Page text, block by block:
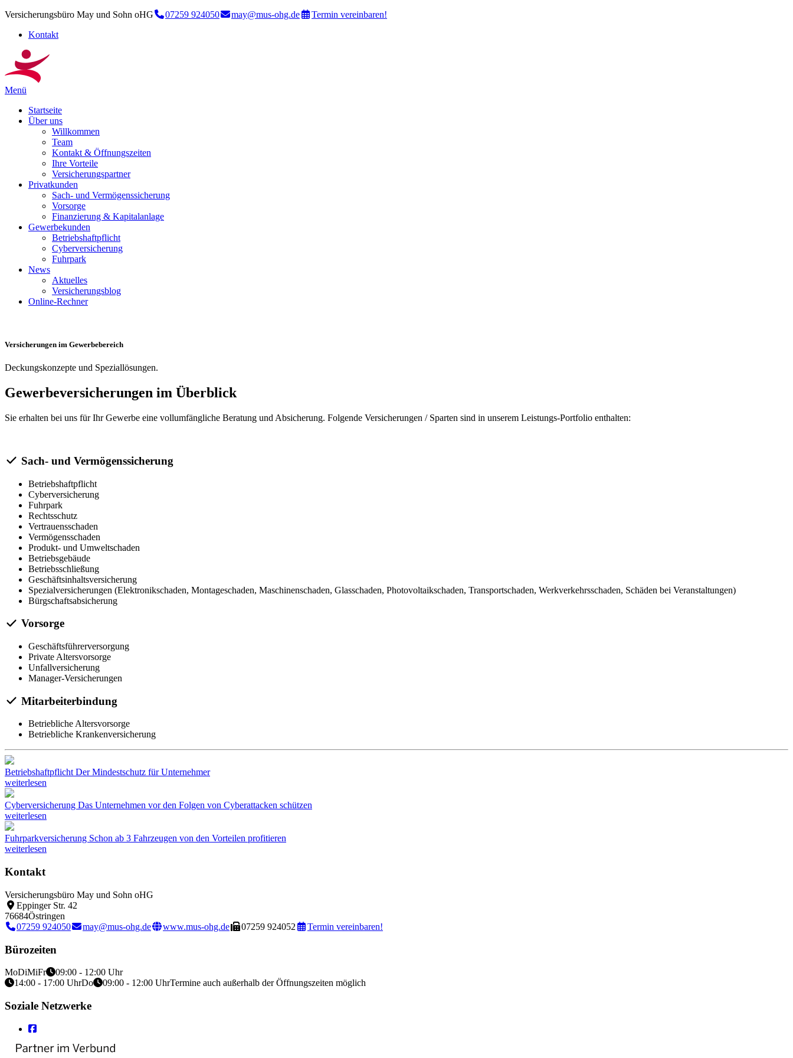
Versicherungsbüro May und Sohn oHG 07259 924050 may@mus-ohg.de
Termin vereinbaren!
Kontakt
Menü
Startseite
Über uns
Willkommen
Team
Kontakt & Öffnungszeiten
Ihre Vorteile
Versicherungspartner
Privatkunden
Sach- und Vermögenssicherung
Vorsorge
Finanzierung & Kapitalanlage
Gewerbekunden
Betriebshaftpflicht
Cyberversicherung
Fuhrpark
News
Aktuelles
Versicherungsblog
Online-Rechner
Versicherungen im Gewerbebereich
Deckungskonzepte und Speziallösungen.
Gewerbeversicherungen im Überblick
Sie erhalten bei uns für Ihr Gewerbe eine vollumfängliche Beratung und Absicherung. Folgende Versicherungen / Sparten sind in unserem Leistungs-Portfolio enthalten:
Sach- und Vermögenssicherung
Betriebshaftpflicht
Cyberversicherung
Fuhrpark
Rechtsschutz
Vertrauensschaden
Vermögensschaden
Produkt- und Umweltschaden
Betriebsgebäude
Betriebsschließung
Geschäftsinhaltsversicherung
Spezialversicherungen (Elektronikschaden, Montageschaden, Maschinenschaden, Glasschaden, Photovoltaikschaden, Transportschaden, Werkverkehrsschaden, Schäden bei Veranstaltungen)
Bürgschaftsabsicherung
Vorsorge
Geschäftsführerversorgung
Private Altersvorsorge
Unfallversicherung
Manager-Versicherungen
Mitarbeiterbindung
Betriebliche Altersvorsorge
Betriebliche Krankenversicherung
BetriebshaftpflichtDer Mindestschutz für Unternehmer
weiterlesen
Cyberversicherung Das Unternehmen vor den Folgen von Cyberattacken schützen
weiterlesen
Fuhrparkversicherung Schon ab 3 Fahrzeugen von den Vorteilen profitieren
weiterlesen
Kontakt
Versicherungsbüro May und Sohn oHG
Eppinger Str. 42
76684Östringen
07259 924050
may@mus-ohg.de www.mus-ohg.de 07259 924052 Termin vereinbaren!
Bürozeiten
MoDiMiFr
09:00 - 12:00 Uhr
14:00 - 17:00 UhrDo 09:00 - 12:00 UhrTermine auch außerhalb der Öffnungszeiten möglich
Soziale Netzwerke